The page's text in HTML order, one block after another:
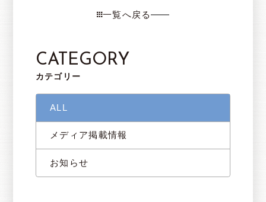
一覧へ戻る
CATEGORY
カテゴリー
ALL
メディア掲載情報
お知らせ